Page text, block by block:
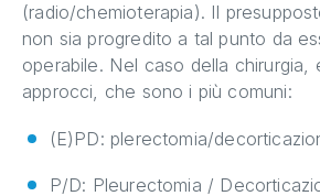
(radio/chemioterapia). Il
non sia progredito a tal punto da
operabile. Nel caso della chirurgia,
approcci, che sono i più comuni:
(E)PD: plerectomia/
P/D: Pleurectomia /